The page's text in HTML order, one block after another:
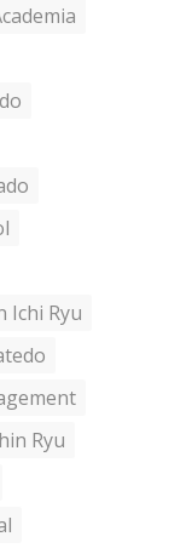
Ichi Ryu
Ryu